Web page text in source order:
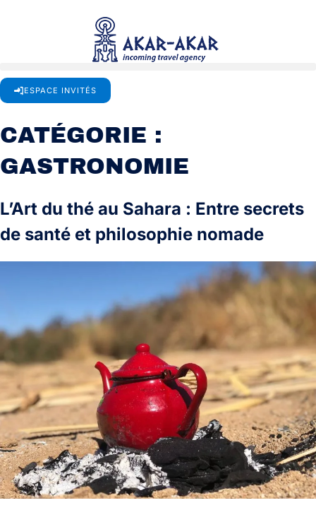
ESPACE INVITÉS
CATÉGORIE :
GASTRONOMIE
L’Art du thé au Sahara : Entre secrets
de santé et philosophie nomade